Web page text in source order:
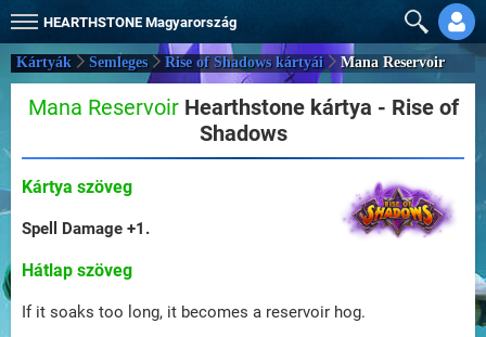
HEARTHSTONE Magyarország
Kártyák Semleges Rise of Shadows kártyái Mana Reservoir
Mana ReservoirHearthstone kártya - Rise of
Shadows
Kártya szöveg
Spell Damage +1.
Hátlap szöveg
If it soaks too long, it becomes a reservoir hog.